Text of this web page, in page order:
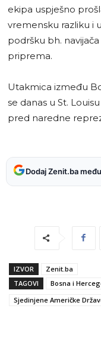
ekipa uspješno
vremensku razliku i
podršku bh.
priprema.
Utakmica između
se danas u St.
pred naredne
Dodaj Zenit.ba
IZVOR
Zenit.ba
TAGOVI
Bosna i
Sjedinjene Američke